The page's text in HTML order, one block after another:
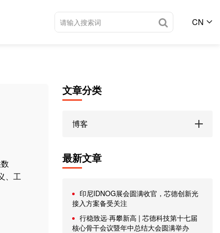
CN
、工
文章分类
博客
最新文章
印尼IDNOG展会圆满收官，芯德创新光
接入方案备受关注
行稳致远·再攀新高 | 芯德科技第十七届
核心骨干会议暨年中总结大会圆满举办